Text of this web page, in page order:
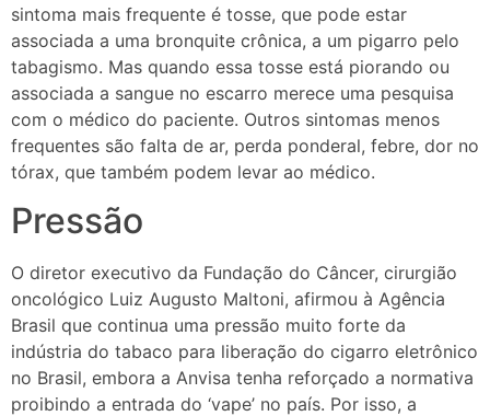
sintoma mais frequente é tosse, que pode estar
associada a uma bronquite crônica, a um pigarro pelo
tabagismo. Mas quando essa tosse está piorando ou
associada a sangue no escarro merece uma pesquisa
com o médico do paciente. Outros sintomas menos
frequentes são falta de ar, perda ponderal, febre, dor no
tórax, que também podem levar ao médico.
Pressão
O diretor executivo da Fundação do Câncer, cirurgião
oncológico Luiz Augusto Maltoni, afirmou à Agência
Brasil que continua uma pressão muito forte da
indústria do tabaco para liberação do cigarro eletrônico
no Brasil, embora a Anvisa tenha reforçado a normativa
proibindo a entrada do ‘vape’ no país. Por isso, a